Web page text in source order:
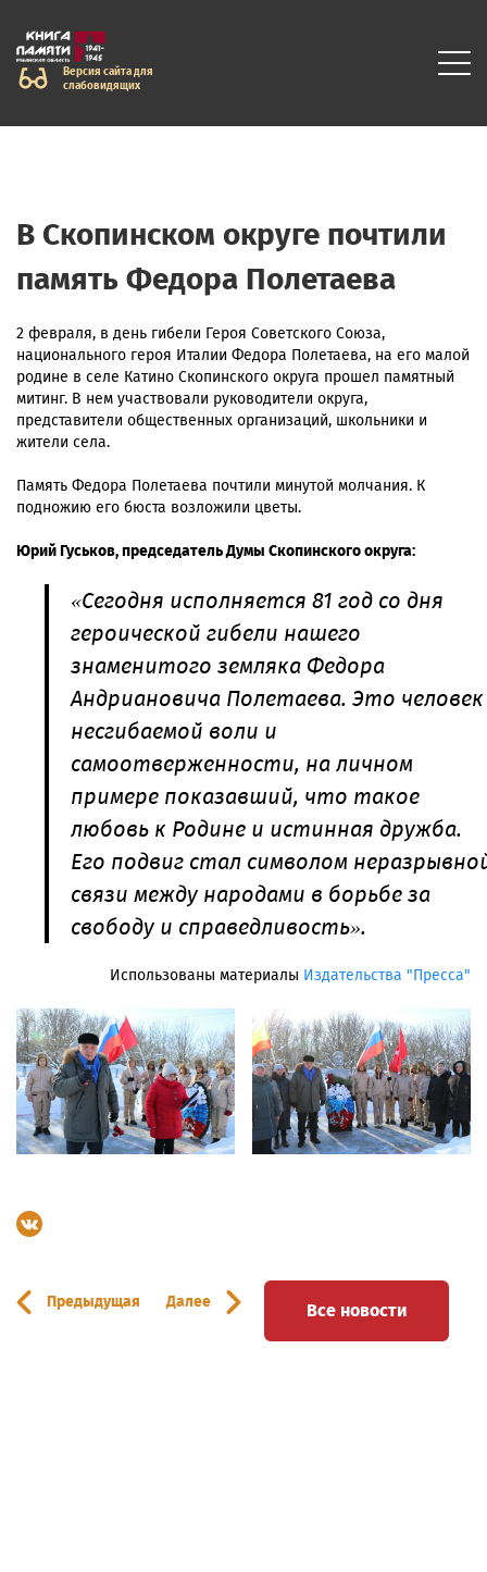
Версия сайта для
слабовидящих
В Скопинском округе почтили
память Федора Полетаева
2 февраля, в день гибели Героя Советского Союза,
национального героя Италии Федора Полетаева, на его малой
родине в селе Катино Скопинского округа прошел памятный
митинг. В нем участвовали руководители округа,
представители общественных организаций, школьники и
жители села.
Память Федора Полетаева почтили минутой молчания. К
подножию его бюста возложили цветы.
Юрий Гуськов, председатель Думы Скопинского округа:
«Сегодня исполняется 81 год со дня
героической гибели нашего
знаменитого земляка Федора
Андриановича Полетаева. Это человек
несгибаемой воли и
самоотверженности, на личном
примере показавший, что такое
любовь к Родине и истинная дружба.
Его подвиг стал символом
связи между народами в борьбе за
свободу и справедливость».
Использованы материалы Издательства "Пресса"
Предыдущая Все новости
Далее